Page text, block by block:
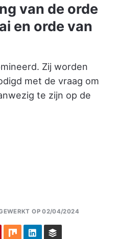
van de orde
en orde van
Zij worden
met de vraag om
te zijn op de
OP 02/04/2024